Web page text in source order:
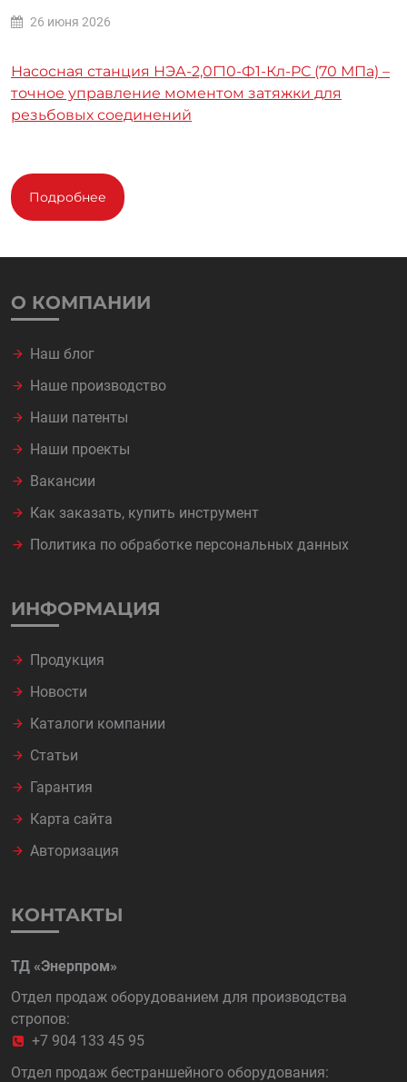
26 июня 2026
Насосная станция НЭА-2,0Г10-Ф1-Кл-РС (70 МПа) –
точное управление моментом затяжки для
резьбовых соединений
Подробнее
О КОМПАНИИ
Наш блог
Наше производство
Наши патенты
Наши проекты
Вакансии
Как заказать, купить инструмент
Политика по обработке персональных данных
ИНФОРМАЦИЯ
Продукция
Новости
Каталоги компании
Статьи
Гарантия
Карта сайта
Авторизация
КОНТАКТЫ
ТД «Энерпром»
Отдел продаж оборудованием для производства
стропов:
+7 904 133 45 95
Отдел продаж бестраншейного оборудования: